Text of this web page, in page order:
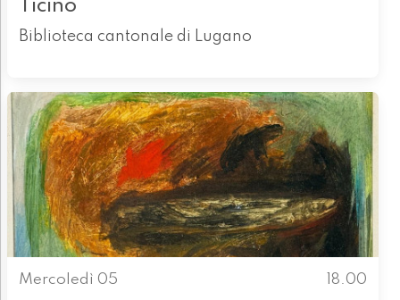
Ticino
Biblioteca cantonale di Lugano
Mercoledì 05
18.00